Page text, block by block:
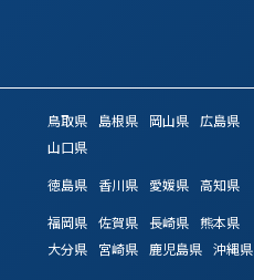
鳥取県 島根県 岡山県
広島県
山口県
徳島県 香川県 愛媛県
高知県
福岡県 佐賀県 長崎県
熊本県
大分県
宮崎県 鹿児島県
沖縄県